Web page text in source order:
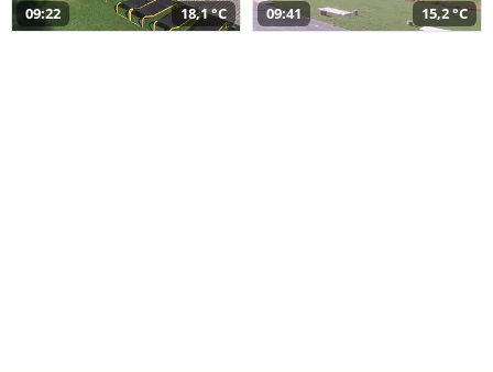
09:22 18,1 °C 09:41 15,2 °C